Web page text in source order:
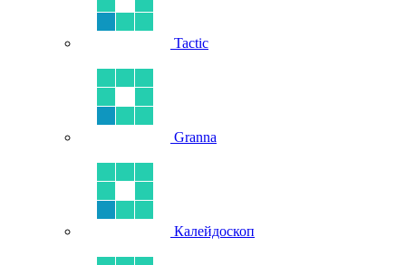
Tactic
Granna
Калейдоскоп